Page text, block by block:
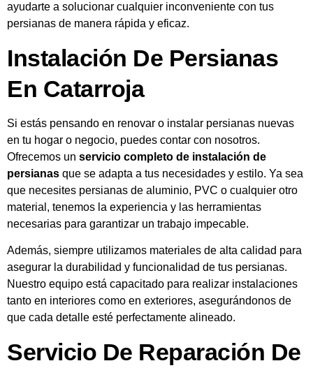
ayudarte a solucionar cualquier inconveniente con tus
persianas de manera rápida y eficaz.
Instalación De Persianas
En Catarroja
Si estás pensando en renovar o instalar persianas nuevas
en tu hogar o negocio, puedes contar con nosotros.
Ofrecemos un servicio completo de instalación de
persianas que se adapta a tus necesidades y estilo. Ya sea
que necesites persianas de aluminio, PVC o cualquier otro
material, tenemos la experiencia y las herramientas
necesarias para garantizar un trabajo impecable.
Además, siempre utilizamos materiales de alta calidad para
asegurar la durabilidad y funcionalidad de tus persianas.
Nuestro equipo está capacitado para realizar instalaciones
tanto en interiores como en exteriores, asegurándonos de
que cada detalle esté perfectamente alineado.
Servicio De Reparación De